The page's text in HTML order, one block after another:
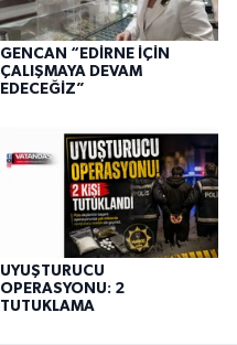
GENCAN “EDİRNE İÇİN
ÇALIŞMAYA DEVAM
EDECEĞİZ”
UYUŞTURUCU
OPERASYONU: 2
TUTUKLAMA